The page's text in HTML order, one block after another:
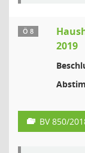
Ö 8
2019
BV 850/